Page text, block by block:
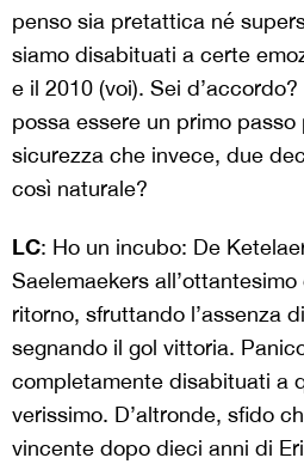
penso sia pretattica né
siamo disabituati a certe
e il 2010 (voi). Sei
possa essere un primo
sicurezza che invece, due
così naturale?
LC: Ho un incubo: De
Saelemaekers
ritorno, sfruttando l’assenza
segnando il gol vittoria.
completamente disabituati a
verissimo. D’altronde, sfido
vincente dopo dieci anni di